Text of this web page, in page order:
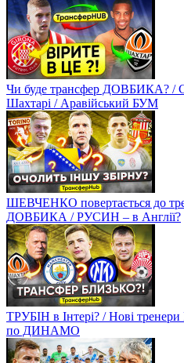
Чи буде трансфер ДОВБИКА?
Шахтарі / Аравійський БУМ
ШЕВЧЕНКО повертається до
ДОВБИКА / РУСИН – в Англії?
ТРУБІН в Інтері? / Нові
по ДИНАМО